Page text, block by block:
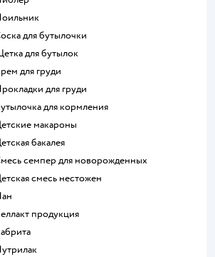
поильник
соска для бутылочки
щетка для бутылок
крем для груди
прокладки для груди
бутылочка для кормления
детские макароны
детская бакалея
смесь семпер для новорожденных
детская смесь нестожен
нан
беллакт продукция
кабрита
нутрилак